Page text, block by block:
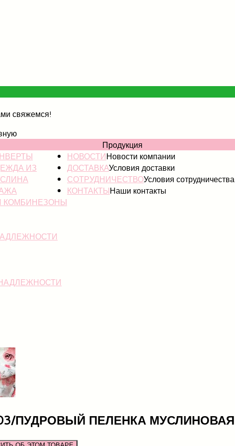
свяжемся!
Продукция
ИЗ
КОМБИНЕЗОНЫ
НОВОСТИНовости компании
ДОСТАВКАУсловия доставки
СОТРУДНИЧЕСТВОУсловия сотрудничества
КОНТАКТЫНаши контакты
ПУДРОВЫЙ ПЕЛЕНКА МУСЛИНОВАЯ